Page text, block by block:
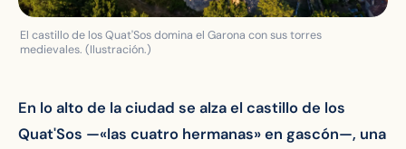
El castillo de los Quat'Sos domina el Garona con sus torres
medievales. (Ilustración.)
En lo alto de la ciudad se alza el castillo de los
Quat'Sos —«las cuatro hermanas» en gascón—, una